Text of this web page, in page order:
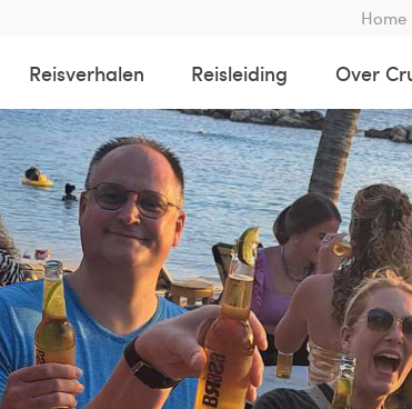
Home
Reisverhalen Reisleiding Over